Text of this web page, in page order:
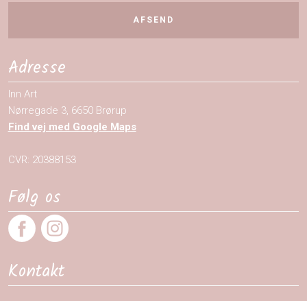
Adresse
Inn Art
​Nørregade 3, 6650 Brørup​
Find vej med Google Maps
CVR: 20388153
Følg os
​
Kontakt